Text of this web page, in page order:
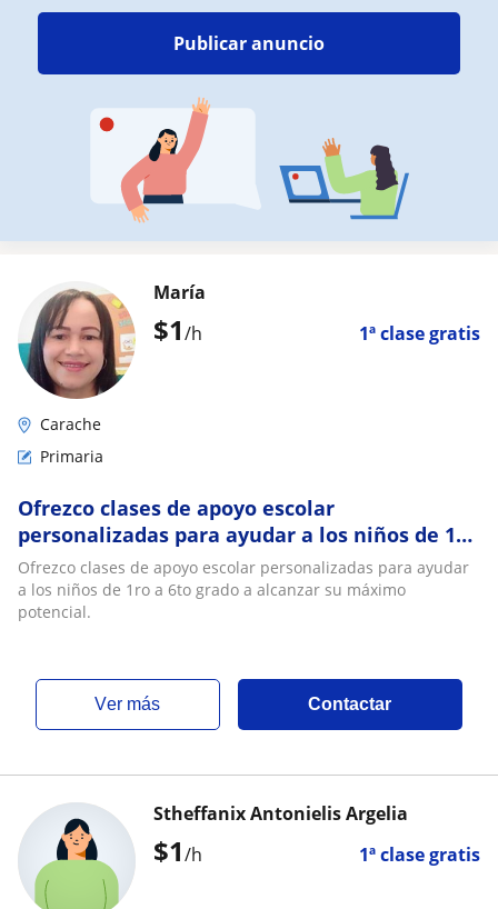
Publicar anuncio
$1/h 1ª clase gratis
María
Carache
Primaria
Ofrezco clases de apoyo escolar
personalizadas para ayudar a los niños de 1ro
a 6to grado a alcanzar su máximo potencial
Ofrezco clases de apoyo escolar personalizadas para ayudar
a los niños de 1ro a 6to grado a alcanzar su máximo
potencial.
ver más Contactar
$1/h 1ª clase gratis
Stheffanix Antonielis Argelia